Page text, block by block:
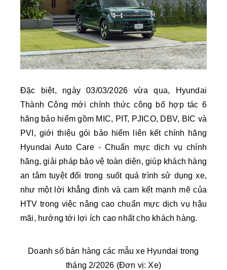
Đặc biệt, ngày 03/03/2026 vừa qua, Hyundai
Thành Công mới chính thức công bố hợp tác 6
hãng bảo hiểm gồm MIC, PIT, PJICO, DBV, BIC và
PVI, giới thiệu gói bảo hiểm liên kết chính hãng
Hyundai Auto Care - Chuẩn mực dịch vụ chính
hãng, giải pháp bảo vệ toàn diện, giúp khách hàng
an tâm tuyệt đối trong suốt quá trình sử dụng xe,
như một lời khẳng định và cam kết mạnh mẽ của
HTV trong việc nâng cao chuẩn mực dịch vụ hậu
mãi, hướng tới lợi ích cao nhất cho khách hàng.
Doanh số bán hàng các mẫu xe Hyundai trong
tháng 2/2026 (Đơn vị: Xe)